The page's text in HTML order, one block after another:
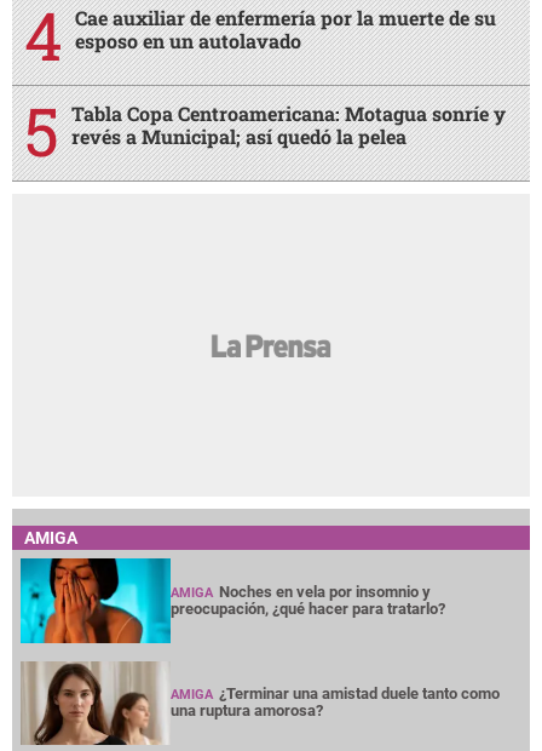
Cae auxiliar de enfermería por la muerte de su
esposo en un autolavado
Tabla Copa Centroamericana: Motagua sonríe y
revés a Municipal; así quedó la pelea
AMIGA
AMIGA Noches en vela por insomnio y
preocupación, ¿qué hacer para tratarlo?
AMIGA ¿Terminar una amistad duele tanto como
una ruptura amorosa?